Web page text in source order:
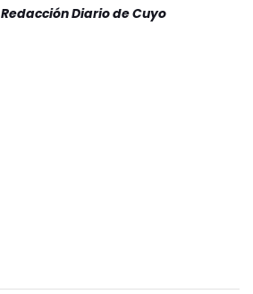
Redacción Diario de Cuyo